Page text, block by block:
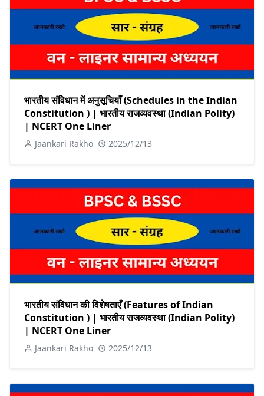
भारतीय संविधान में अनुसूचियाँ (Schedules in the Indian
Constitution ) | भारतीय राजव्यवस्था (Indian Polity)
| NCERT One Liner
Jaankari Rakho 2025/12/13
भारतीय संविधान की विशेषताएँ (Features of Indian
Constitution ) | भारतीय राजव्यवस्था (Indian Polity)
| NCERT One Liner
Jaankari Rakho 2025/12/13